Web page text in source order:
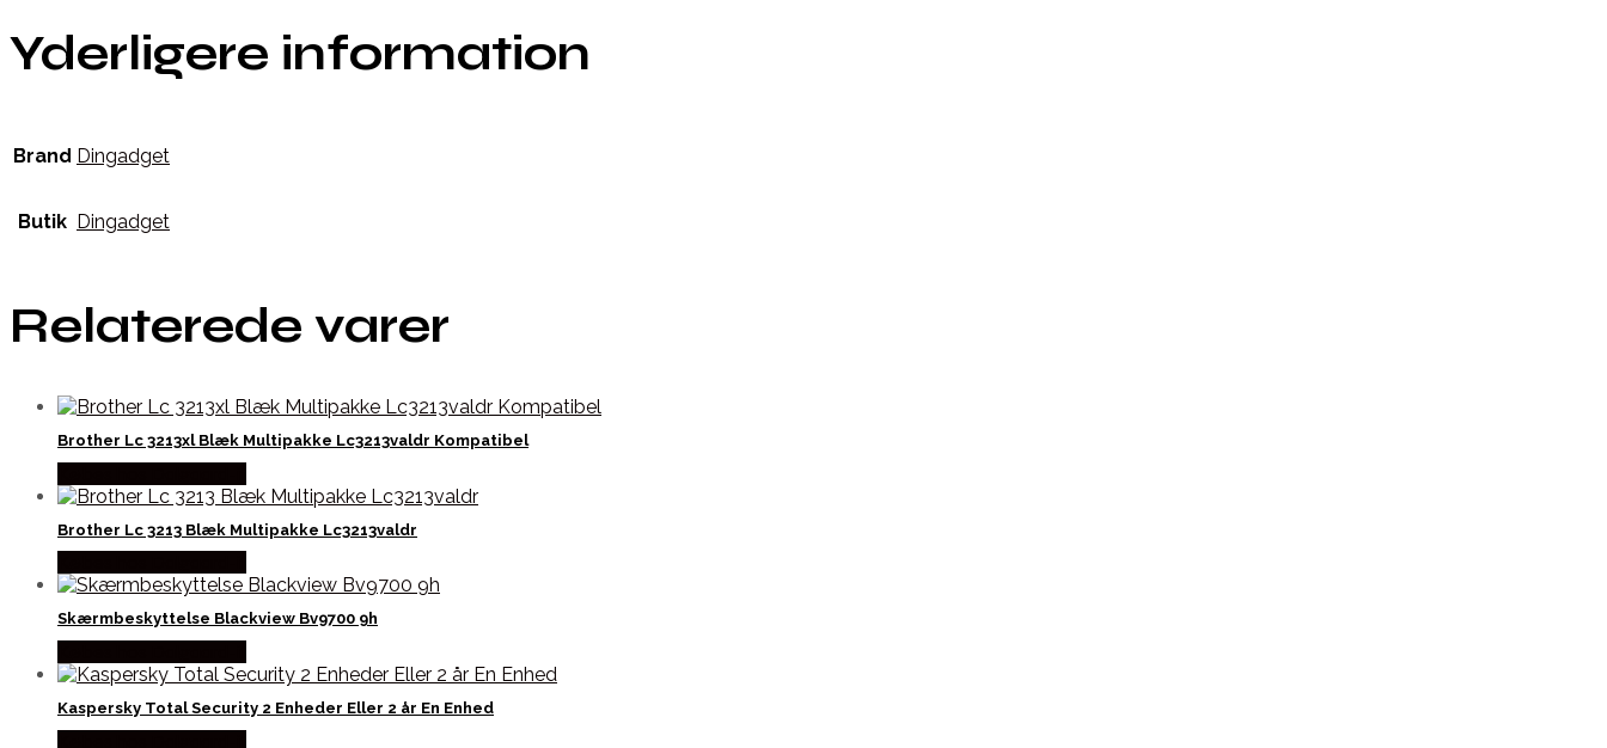
Yderligere information
Brand Dingadget
Butik Dingadget
Relaterede varer
Brother Lc 3213xl Blæk Multipakke Lc3213valdr Kompatibel
Brother Lc 3213 Blæk Multipakke Lc3213valdr
Skærmbeskyttelse Blackview Bv9700 9h
Kaspersky Total Security 2 Enheder Eller 2 år En Enhed